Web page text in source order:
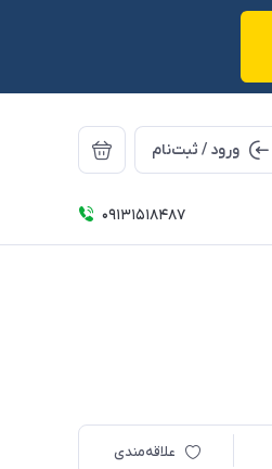
ورود / ثبت‌نام
09131518487
علاقه‌مندی